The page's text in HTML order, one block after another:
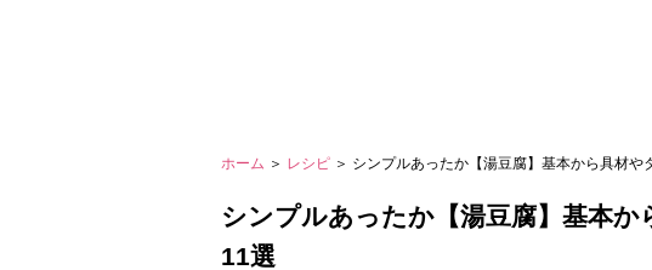
ホーム ＞ レシピ ＞ シンプルあったか【湯豆腐】基本から具材や
シンプルあったか【湯豆腐】基本
11選